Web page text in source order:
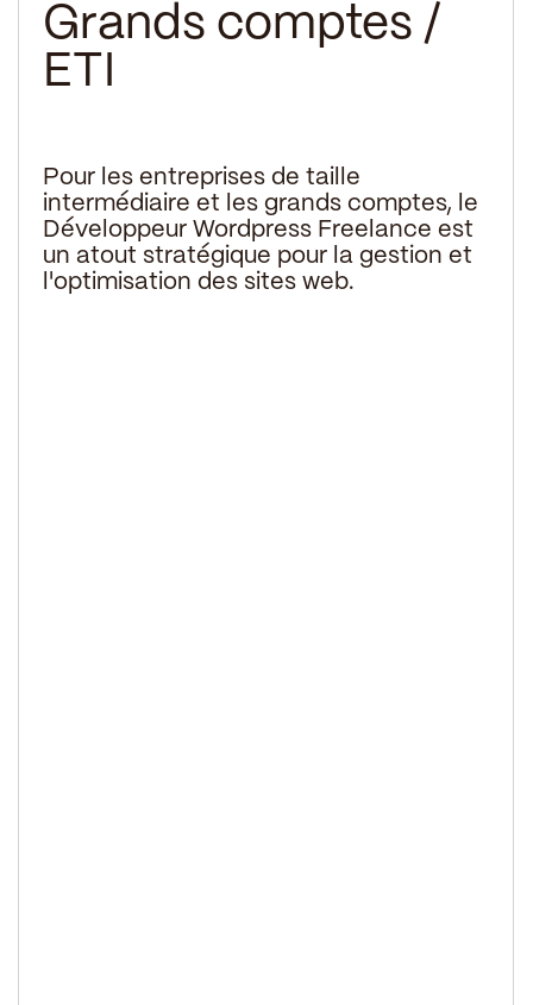
Grands comptes /
ETI
Pour les entreprises de taille
intermédiaire et les grands comptes, le
Développeur Wordpress Freelance est
un atout stratégique pour la gestion et
l'optimisation des sites web.